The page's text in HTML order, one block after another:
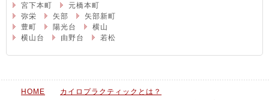
宮下本町
元橋本町
弥栄
矢部
矢部新町
豊町
陽光台
横山
横山台
由野台 若松
HOME
カイロプラクティックとは？